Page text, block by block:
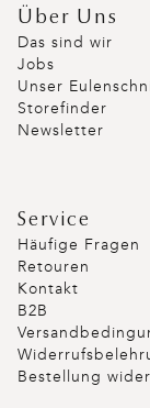
Über Uns
Das sind wir
Jobs
Unser
Storefinder
Newsletter
Service
Häufige Fragen
Retouren
Kontakt
B2B
Bestellung